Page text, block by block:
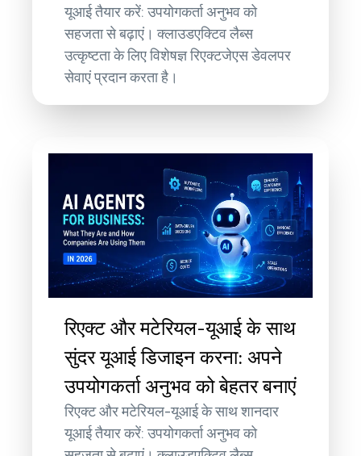
यूआई तैयार करें: उपयोगकर्ता अनुभव को
सहजता से बढ़ाएं। क्लाउडएक्टिव लैब्स
उत्कृष्टता के लिए विशेषज्ञ रिएक्टजेएस डेवलपर
सेवाएं प्रदान करता है।
रिएक्ट और मटेरियल-यूआई के साथ
सुंदर यूआई डिजाइन करना: अपने
उपयोगकर्ता अनुभव को बेहतर बनाएं
रिएक्ट और मटेरियल-यूआई के साथ शानदार
यूआई तैयार करें: उपयोगकर्ता अनुभव को